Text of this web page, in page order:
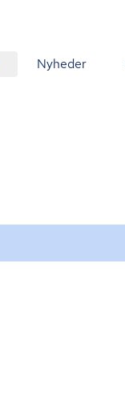
Nyheder